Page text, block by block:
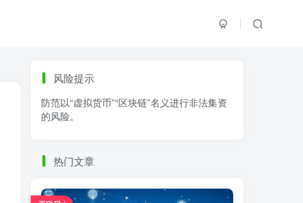
零基础学K线 链上交易
白皮书
火必公告
区块链科普
风险提示
防范以“虚拟货币”“区块链”名义进行非法集资
的风险。
热门文章